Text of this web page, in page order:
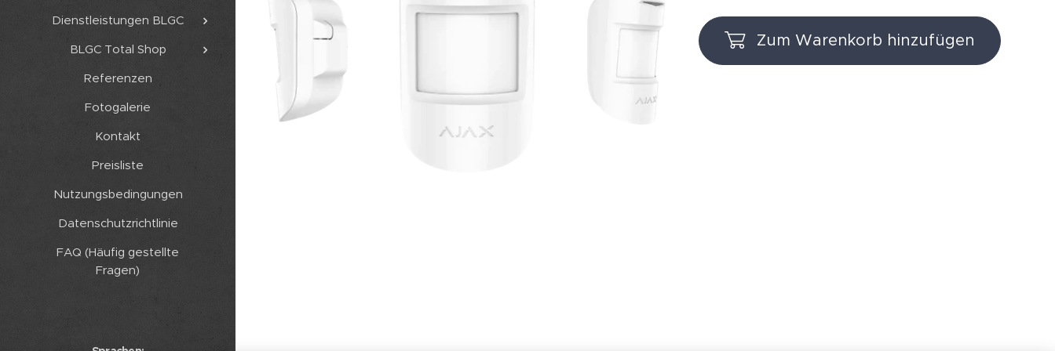
Dienstleistungen BLGC
BLGC Total Shop
Referenzen
Fotogalerie
Kontakt
Preisliste
Nutzungsbedingungen
Datenschutzrichtlinie
FAQ (Häufig gestellte
Fragen)
Zum Warenkorb hinzufügen